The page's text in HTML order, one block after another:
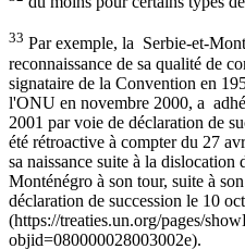
33 Par exemple, la Serbie-et-
reconnaissance de sa qualité de
signataire de la Convention en
l'ONU en novembre 2000, a
2001 par voie de déclaration de
été rétroactive à compter du 27
sa naissance suite à la
Monténégro à son tour, suite à
déclaration de succession le 10
(https://treaties.un.org/pages/
objid=080000028003002e).